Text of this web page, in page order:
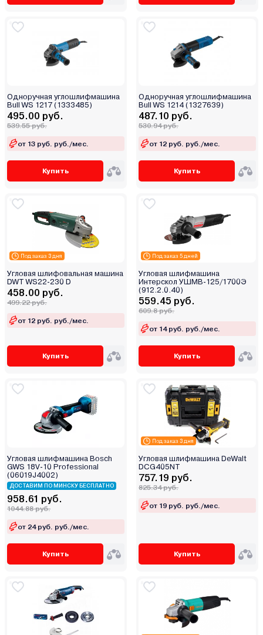
Одноручная углошлифмашина
Bull WS 1217 (1333485)
495.00 руб.
539.55 руб.
от 13 руб. руб./мес.
Купить
Одноручная углошлифмашина
Bull WS 1214 (1327639)
487.10 руб.
530.94 руб.
от 12 руб. руб./мес.
Купить
Под заказ 3 дня
Угловая шлифовальная машина
DWT WS22-230 D
458.00 руб.
499.22 руб.
от 12 руб. руб./мес.
Купить
Под заказ 5 дней
Угловая шлифмашина
Интерскол УШМВ-125/1700Э
(912.2.0.40)
559.45 руб.
609.8 руб.
от 14 руб. руб./мес.
Купить
Угловая шлифмашина Bosch
GWS 18V-10 Professional
(06019J4002)
ДОСТАВИМ ПО МИНСКУ БЕСПЛАТНО
958.61 руб.
1044.88 руб.
от 24 руб. руб./мес.
Купить
Под заказ 3 дня
Угловая шлифмашина DeWalt
DCG405NT
757.19 руб.
825.34 руб.
от 19 руб. руб./мес.
Купить